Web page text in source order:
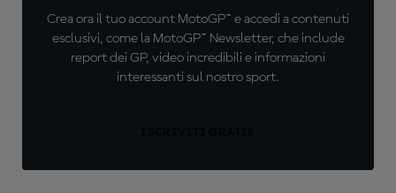
Crea ora il tuo account MotoGP™ e accedi a contenuti
esclusivi, come la MotoGP™ Newsletter, che include
report dei GP, video incredibili e informazioni
interessanti sul nostro sport.